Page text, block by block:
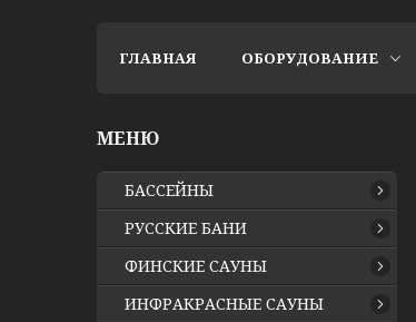
ГЛАВНАЯ ОБОРУДОВАНИЕ
БАССЕЙНЫ
РУССКИЕ БАНИ
ФИНСКИЕ САУНЫ
ИНФРАКРАСНЫЕ САУНЫ